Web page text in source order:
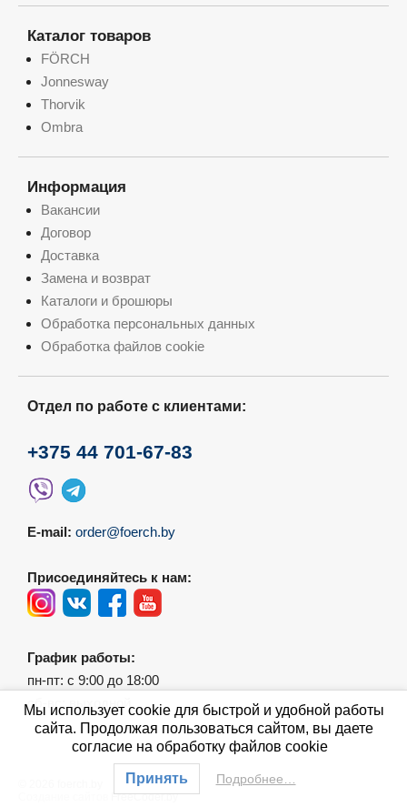
Каталог товаров
FÖRCH
Jonnesway
Thorvik
Ombra
Информация
Вакансии
Договор
Доставка
Замена и возврат
Каталоги и брошюры
Обработка персональных данных
Обработка файлов cookie
Отдел по работе с клиентами:
+375 44 701-67-83
E-mail: order@foerch.by
Присоединяйтесь к нам:
График работы:
пн-пт: с 9:00 до 18:00
сб-вс: выходной
FreeCoder.by
Мы использует cookie для быстрой и удобной работы
сайта. Продолжая пользоваться сайтом, вы даете
согласие на обработку файлов cookie
Принять Подробнее…